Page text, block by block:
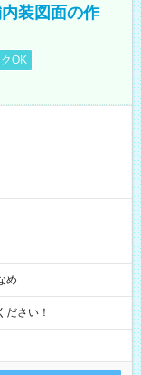
装図面の作
OK
め
さい！